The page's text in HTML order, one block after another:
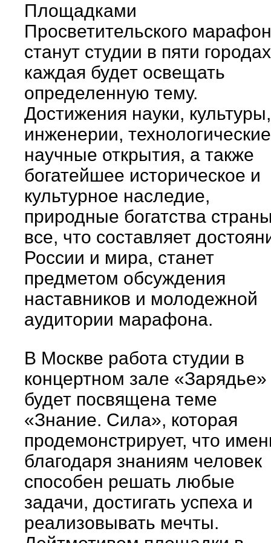
Площадками
Просветительского
станут студии в пяти
каждая будет освещать
определенную тему.
Достижения науки, культуры,
инженерии,
научные открытия, а также
богатейшее историческое и
культурное наследие,
природные богатства
все, что составляет
России и мира, станет
предметом обсуждения
наставников и молодежной
аудитории марафона.
В Москве работа студии в
концертном зале «Зарядье»
будет посвящена теме
«Знание. Сила», которая
продемонстрирует, что
благодаря знаниям человек
способен решать любые
задачи, достигать успеха и
реализовывать мечты.